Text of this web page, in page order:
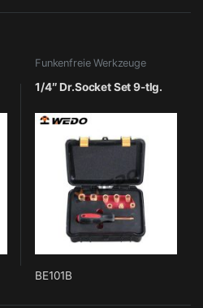
Funkenfreie Werkzeuge
1/4″ Dr.Socket Set 9-tlg.
BE101B